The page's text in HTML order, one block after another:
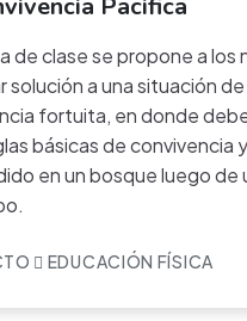
Pacifica
de clase se propone a los
solución a una situación de
fortuita, en donde
básicas de convivencia
en un bosque luego de
EDUCACIÓN FÍSICA